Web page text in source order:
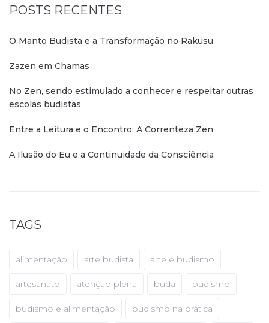
POSTS RECENTES
O Manto Budista e a Transformação no Rakusu
Zazen em Chamas
No Zen, sendo estimulado a conhecer e respeitar outras
escolas budistas
Entre a Leitura e o Encontro: A Correnteza Zen
A Ilusão do Eu e a Continuidade da Consciência
TAGS
alimentação arte budista arte e budismo
artesanato atenção plena buda budismo
budismo e alimentação budismo na prática